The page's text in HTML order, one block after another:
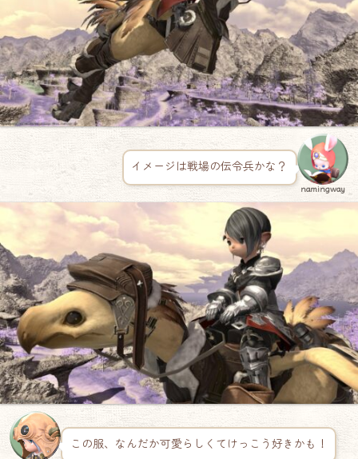
イメージは戦場の伝令兵かな？
namingway
この服、なんだか可愛らしくてけっこう好きかも！